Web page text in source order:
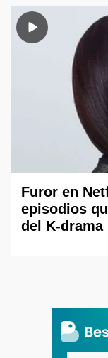
Furor en
episodios
del K-drama